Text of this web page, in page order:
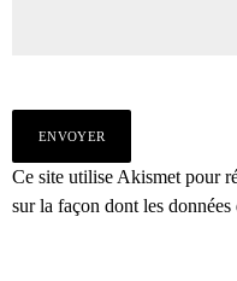
Ce site utilise Akismet pour
sur la façon dont les